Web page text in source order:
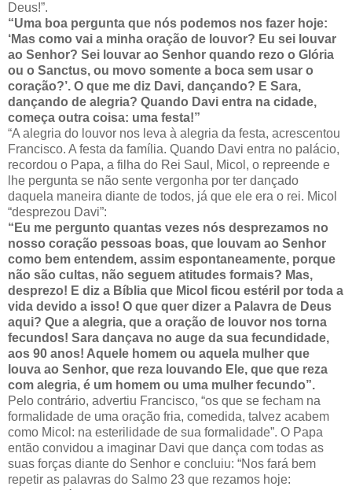
Deus!”.
“Uma boa pergunta que nós podemos nos fazer hoje:
‘Mas como vai a minha oração de louvor? Eu sei louvar
ao Senhor? Sei louvar ao Senhor quando rezo o Glória
ou o Sanctus, ou movo somente a boca sem usar o
coração?’. O que me diz Davi, dançando? E Sara,
dançando de alegria? Quando Davi entra na cidade,
começa outra coisa: uma festa!”
“A alegria do louvor nos leva à alegria da festa, acrescentou
Francisco. A festa da família. Quando Davi entra no palácio,
recordou o Papa, a filha do Rei Saul, Micol, o repreende e
lhe pergunta se não sente vergonha por ter dançado
daquela maneira diante de todos, já que ele era o rei. Micol
“desprezou Davi”:
“Eu me pergunto quantas vezes nós desprezamos no
nosso coração pessoas boas, que louvam ao Senhor
como bem entendem, assim espontaneamente, porque
não são cultas, não seguem atitudes formais? Mas,
desprezo! E diz a Bíblia que Micol ficou estéril por toda a
vida devido a isso! O que quer dizer a Palavra de Deus
aqui? Que a alegria, que a oração de louvor nos torna
fecundos! Sara dançava no auge da sua fecundidade,
aos 90 anos! Aquele homem ou aquela mulher que
louva ao Senhor, que reza louvando Ele, que que reza
com alegria, é um homem ou uma mulher fecundo”.
Pelo contrário, advertiu Francisco, “os que se fecham na
formalidade de uma oração fria, comedida, talvez acabem
como Micol: na esterilidade de sua formalidade”. O Papa
então convidou a imaginar Davi que dança com todas as
suas forças diante do Senhor e concluiu: “Nos fará bem
repetir as palavras do Salmo 23 que rezamos hoje: